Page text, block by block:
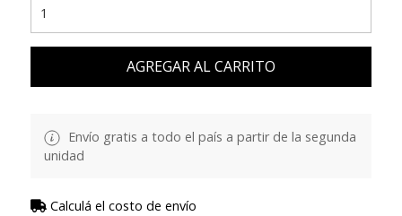
AGREGAR AL CARRITO
Envío gratis a todo el país a partir de la segunda
unidad
Calculá el costo de envío